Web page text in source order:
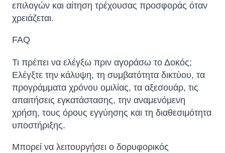
επιλογών και αίτηση τρέχουσας προσφοράς όταν
χρειάζεται.
FAQ
Τι πρέπει να ελέγξω πριν αγοράσω το Δοκός;
Ελέγξτε την κάλυψη, τη συμβατότητα δικτύου, τα
προγράμματα χρόνου ομιλίας, τα αξεσουάρ, τις
απαιτήσεις εγκατάστασης, την αναμενόμενη
χρήση, τους όρους εγγύησης και τη διαθεσιμότητα
υποστήριξης.
Μπορεί να λειτουργήσει ο δορυφορικός